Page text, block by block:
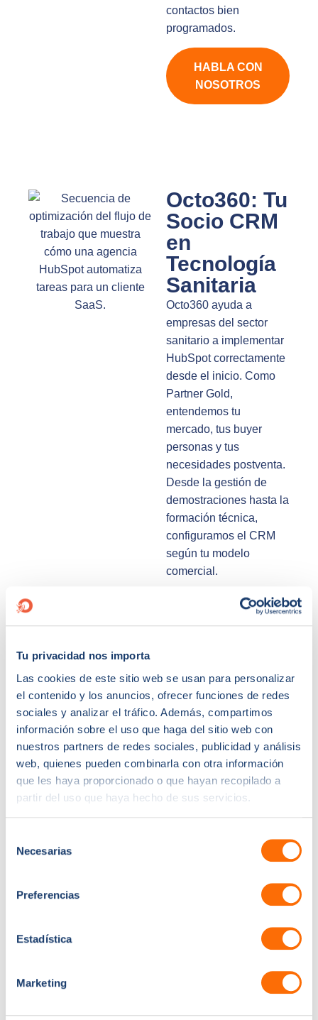
Tu privacidad nos importa
Las cookies de este sitio web se usan para personalizar
el contenido y los anuncios, ofrecer funciones de redes
sociales y analizar el tráfico. Además, compartimos
información sobre el uso que haga del sitio web con
nuestros partners de redes sociales, publicidad y análisis
web, quienes pueden combinarla con otra información
que les haya proporcionado o que hayan recopilado a
partir del uso que haya hecho de sus servicios.
Necesarias
Preferencias
Estadística
Marketing
contactos bien
programados.
HABLA CON
NOSOTROS
Octo360: Tu
Socio CRM
en
Tecnología
Sanitaria
Octo360 ayuda a
empresas del sector
sanitario a implementar
HubSpot correctamente
desde el inicio. Como
Partner Gold,
entendemos tu
mercado, tus buyer
personas y tus
necesidades postventa.
Desde la gestión de
demostraciones hasta la
formación técnica,
configuramos el CRM
según tu modelo
comercial.
Hub de
Marketing
Informa y educa con
campañas
segmentadas, páginas
de aterrizaje y webinars.
Automatiza el
Segmenta por región,
especialización para